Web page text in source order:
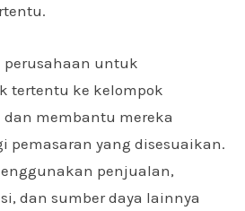
untuk
tertentu ke kelompok
membantu mereka
pemasaran yang disesuaikan.
penjualan,
dan sumber daya lainnya